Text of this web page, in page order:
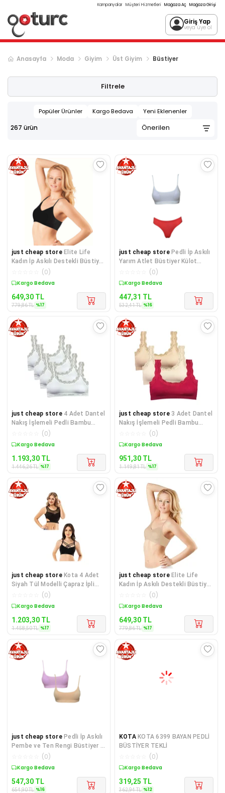
Kampanyalar Müşteri Hizmetleri Mağaza Aç Mağaza Girişi
Giriş Yap
veya üye ol
Sonraki ürün sayfası, sayfa2
Anasayfa Moda Giyim Üst Giyim Büstiyer
Filtrele
Popüler Ürünler Kargo Bedava Yeni Eklenenler
267 ürün
just cheap store Elite Life
Kadın İp Askılı Destekli Büstiyer
Siyah Sütyen 770
(0)
Sepette %17 İndirim
649,30 TL
779,86TL %17
just cheap store Pedli İp Askılı
Yarım Atlet Büstiyer Külot
Takım Beyaz Kırmızı
(0)
Sepette %16 İndirim
447,31 TL
532,41TL %16
just cheap store 4 Adet Dantel
Nakış İşlemeli Pedli Bambu
Kadın Büstiyer Beyaz
(0)
Sepette %17 İndirim
1.193,30 TL
1.446,26TL %17
just cheap store 3 Adet Dantel
Nakış İşlemeli Pedli Bambu
Kadın Büstiyer Ten Krem
(0)
Sepette %17 İndirim
951,30 TL
1.149,81TL %17
just cheap store Kota 4 Adet
Siyah Tül Modelli Çapraz İpli
(0)
Sepette %17 İndirim
1.203,30 TL
1.458,50TL %17
just cheap store Elite Life
Kadın İp Askılı Destekli Büstiyer
Ten Sütyen 770
(0)
Sepette %17 İndirim
649,30 TL
779,86TL %17
just cheap store Pedli İp Askılı
Pembe ve Ten Rengi Büstiyer 2
(0)
Sepette %16 İndirim
547,30 TL
654,90TL %16
KOTA KOTA 6399 BAYAN PEDLİ
BÜSTİYER TEKLİ
(0)
Sepette %12 İndirim
319,25 TL
362,94TL %12